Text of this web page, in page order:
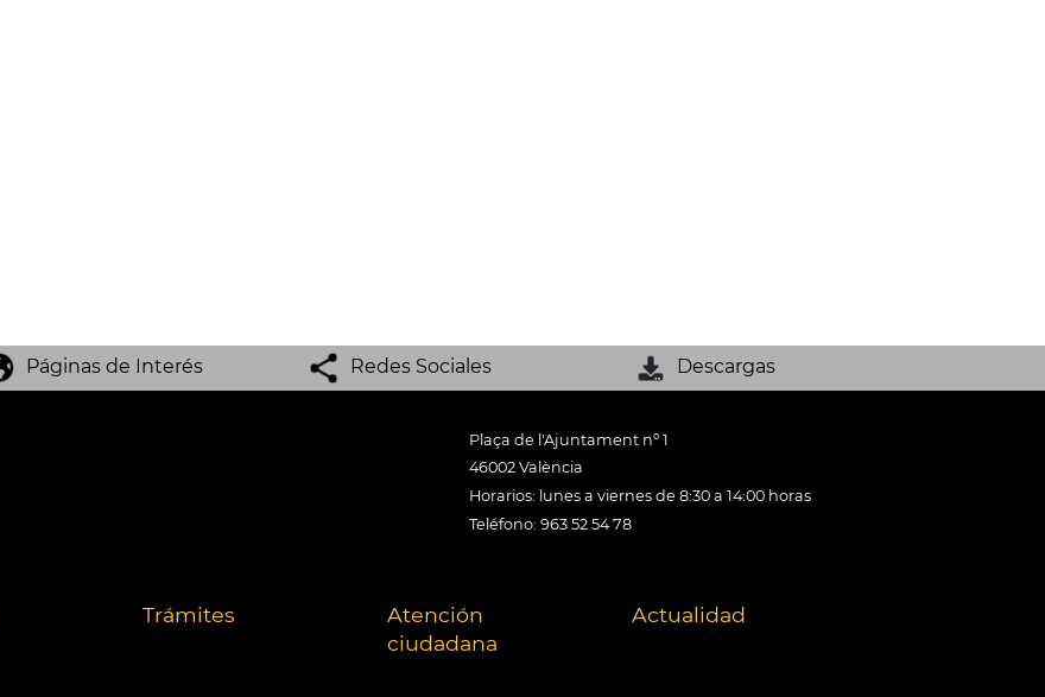
Páginas de Interés Redes Sociales Descargas
Plaça de l'Ajuntament nº 1
46002 València
Horarios: lunes a viernes de 8:30 a 14:00 horas
Teléfono: 963 52 54 78
Trámites
Atención
ciudadana
Actualidad